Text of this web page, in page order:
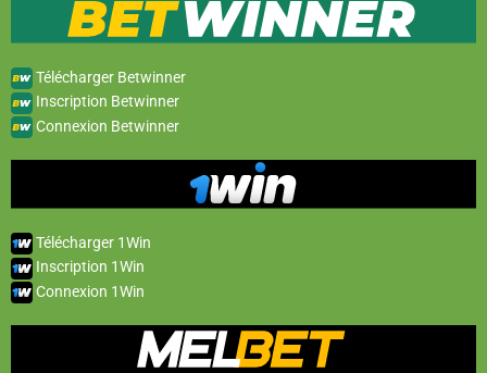
Télécharger Betwinner
Inscription Betwinner
Connexion Betwinner
Télécharger 1Win
Inscription 1Win
Connexion 1Win